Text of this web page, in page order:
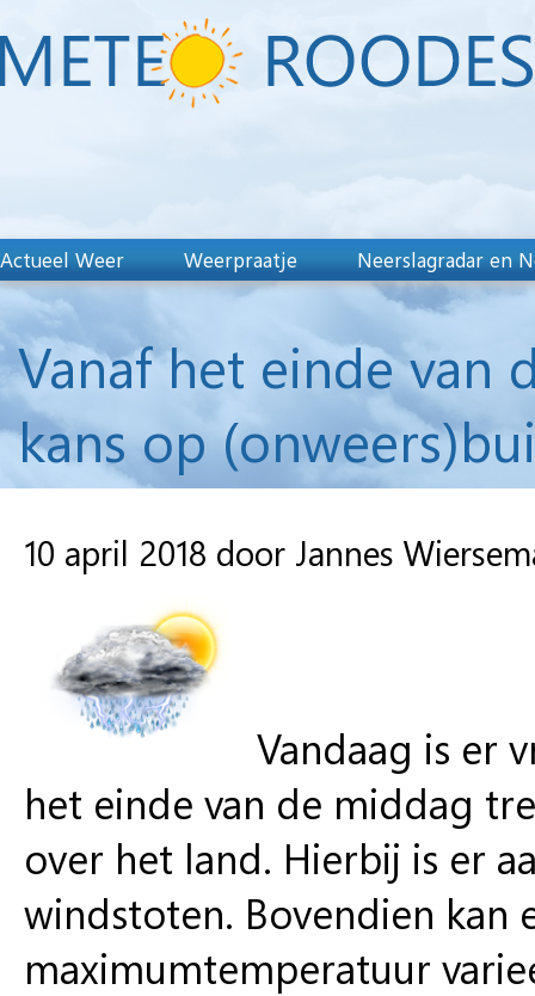
Actueel Weer Weerpraatje Neerslagradar en
Vanaf het einde van
kans op
10 april 2018 door Jannes
Vandaag is er
het einde van de middag
over het land. Hierbij is er
windstoten. Bovendien kan
maximumtemperatuur